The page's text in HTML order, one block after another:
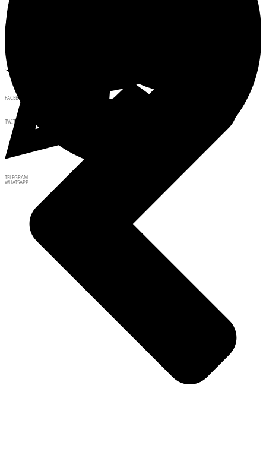
FACEBOOK
TWITTER
WHATSAPP
TELEGRAM